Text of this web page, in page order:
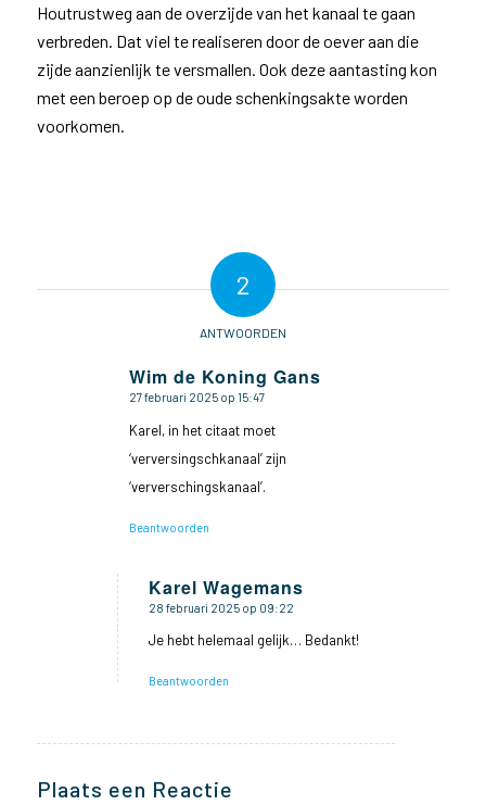
Houtrustweg aan de overzijde van het kanaal te gaan
verbreden. Dat viel te realiseren door de oever aan die
zijde aanzienlijk te versmallen. Ook deze aantasting kon
met een beroep op de oude schenkingsakte worden
voorkomen.
2
ANTWOORDEN
Wim de Koning Gans
zegt:
27 februari 2025 op 15:47
Karel, in het citaat moet
‘verversingschkanaal’ zijn
‘ververschingskanaal’.
Beantwoorden
Karel Wagemans
zegt:
28 februari 2025 op 09:22
Je hebt helemaal gelijk… Bedankt!
Beantwoorden
Plaats een Reactie